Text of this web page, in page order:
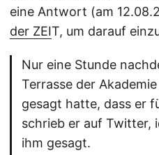
eine Antwort (am
der ZEIT, um darauf
Nur eine Stunde
Terrasse der
gesagt hatte, dass er
schrieb er auf Twitter,
ihm gesagt.